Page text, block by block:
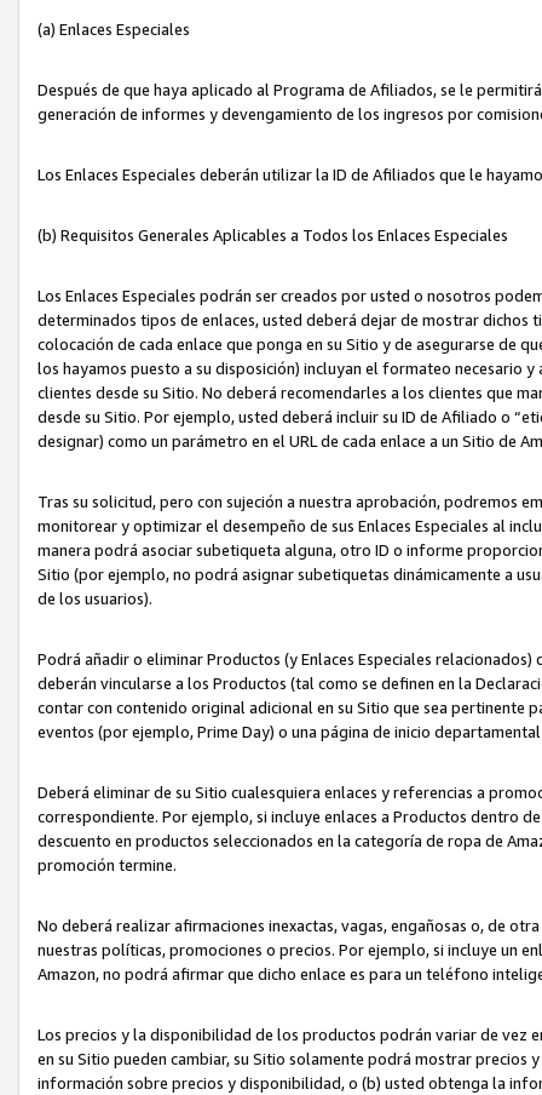
(a) Enlaces Especiales
Después de que haya aplicado al Programa de Afiliados, se le
generación de informes y devengamiento de los ingresos por
Los Enlaces Especiales deberán utilizar la ID de Afiliados que le
(b) Requisitos Generales Aplicables a Todos los Enlaces Especiales
Los Enlaces Especiales podrán ser creados por usted o nosotros
determinados tipos de enlaces, usted deberá dejar de mostrar dichos
colocación de cada enlace que ponga en su Sitio y de asegurarse de
los hayamos puesto a su disposición) incluyan el formateo necesario
clientes desde su Sitio. No deberá recomendarles a los clientes que
desde su Sitio. Por ejemplo, usted deberá incluir su ID de Afiliado o
designar) como un parámetro en el URL de cada enlace a un Sitio de
Tras su solicitud, pero con sujeción a nuestra aprobación, podremos
monitorear y optimizar el desempeño de sus Enlaces Especiales al
manera podrá asociar subetiqueta alguna, otro ID o informe
Sitio (por ejemplo, no podrá asignar subetiquetas dinámicamente a
de los usuarios).
Podrá añadir o eliminar Productos (y Enlaces Especiales
deberán vincularse a los Productos (tal como se definen en la
contar con contenido original adicional en su Sitio que sea pertinente
eventos (por ejemplo, Prime Day) o una página de inicio
Deberá eliminar de su Sitio cualesquiera enlaces y referencias a
correspondiente. Por ejemplo, si incluye enlaces a Productos dentro
descuento en productos seleccionados en la categoría de ropa de
promoción termine.
No deberá realizar afirmaciones inexactas, vagas, engañosas o, de
nuestras políticas, promociones o precios. Por ejemplo, si incluye un
Amazon, no podrá afirmar que dicho enlace es para un teléfono
Los precios y la disponibilidad de los productos podrán variar de vez
en su Sitio pueden cambiar, su Sitio solamente podrá mostrar
información sobre precios y disponibilidad, o (b) usted obtenga la